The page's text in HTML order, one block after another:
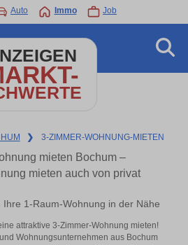
Auto Immo Job
❯ 3-ZIMMER-WOHNUNG-MIETEN
mieten Bochum –
mieten auch von privat
Ihre 1-Raum-Wohnung in der Nähe
attraktive 3-Zimmer-Wohnung mieten!
Wohnungsunternehmen aus Bochum